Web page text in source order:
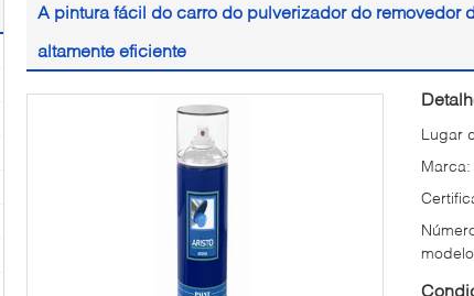
A pintura fácil do carro do pulverizador do removedor
altamente eficiente
Lugar
Marca: